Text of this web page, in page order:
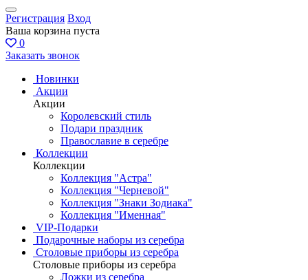
Регистрация Вход
Ваша корзина пуста
0
Заказать звонок
Новинки
Акции
Акции
Королевский стиль
Подари праздник
Православие в серебре
Коллекции
Коллекции
Коллекция "Астра"
Коллекция "Черневой"
Коллекция "Знаки Зодиака"
Коллекция "Именная"
VIP-Подарки
Подарочные наборы из серебра
Столовые приборы из серебра
Столовые приборы из серебра
Ложки из серебра